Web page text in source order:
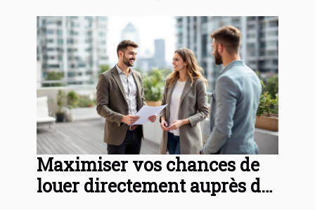
Maximiser vos chances de
louer directement auprès des